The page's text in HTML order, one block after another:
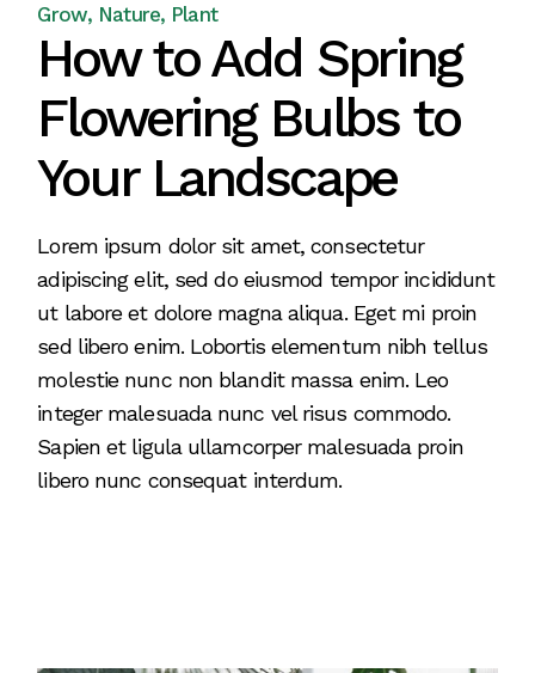
Grow Nature Plant
How to Add Spring
Flowering Bulbs to
Your Landscape
Lorem ipsum dolor sit amet, consectetur
adipiscing elit, sed do eiusmod tempor incididunt
ut labore et dolore magna aliqua. Eget mi proin
sed libero enim. Lobortis elementum nibh tellus
molestie nunc non blandit massa enim. Leo
integer malesuada nunc vel risus commodo.
Sapien et ligula ullamcorper malesuada proin
libero nunc consequat interdum.